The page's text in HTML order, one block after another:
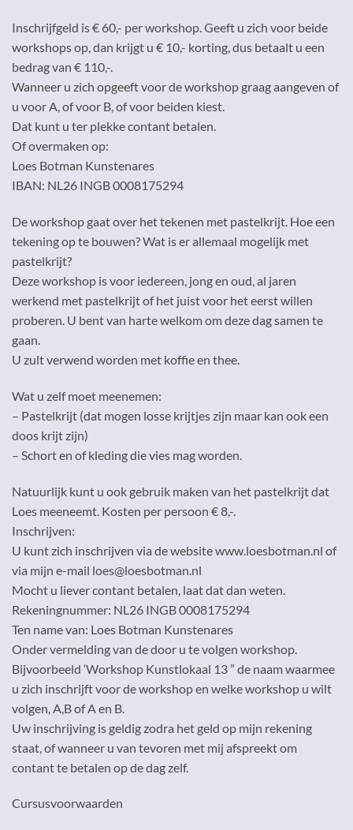
Inschrijfgeld is € 60,- per workshop. Geeft u zich voor beide
workshops op, dan krijgt u € 10,- korting, dus betaalt u een
bedrag van € 110,-.
Wanneer u zich opgeeft voor de workshop graag aangeven of
u voor A, of voor B, of voor beiden kiest.
Dat kunt u ter plekke contant betalen.
Of overmaken op:
Loes Botman Kunstenares
IBAN: NL26 INGB 0008175294
De workshop gaat over het tekenen met pastelkrijt. Hoe een
tekening op te bouwen? Wat is er allemaal mogelijk met
pastelkrijt?
Deze workshop is voor iedereen, jong en oud, al jaren
werkend met pastelkrijt of het juist voor het eerst willen
proberen. U bent van harte welkom om deze dag samen te
gaan.
U zult verwend worden met koffie en thee.
Wat u zelf moet meenemen:
– Pastelkrijt (dat mogen losse krijtjes zijn maar kan ook een
doos krijt zijn)
– Schort en of kleding die vies mag worden.
Natuurlijk kunt u ook gebruik maken van het pastelkrijt dat
Loes meeneemt. Kosten per persoon € 8,-.
Inschrijven:
U kunt zich inschrijven via de website www.loesbotman.nl of
via mijn e-mail loes@loesbotman.nl
Mocht u liever contant betalen, laat dat dan weten.
Rekeningnummer: NL26 INGB 0008175294
Ten name van: Loes Botman Kunstenares
Onder vermelding van de door u te volgen workshop.
Bijvoorbeeld ‘Workshop Kunstlokaal 13 ” de naam waarmee
u zich inschrijft voor de workshop en welke workshop u wilt
volgen, A,B of A en B.
Uw inschrijving is geldig zodra het geld op mijn rekening
staat, of wanneer u van tevoren met mij afspreekt om
contant te betalen op de dag zelf.
Cursusvoorwaarden